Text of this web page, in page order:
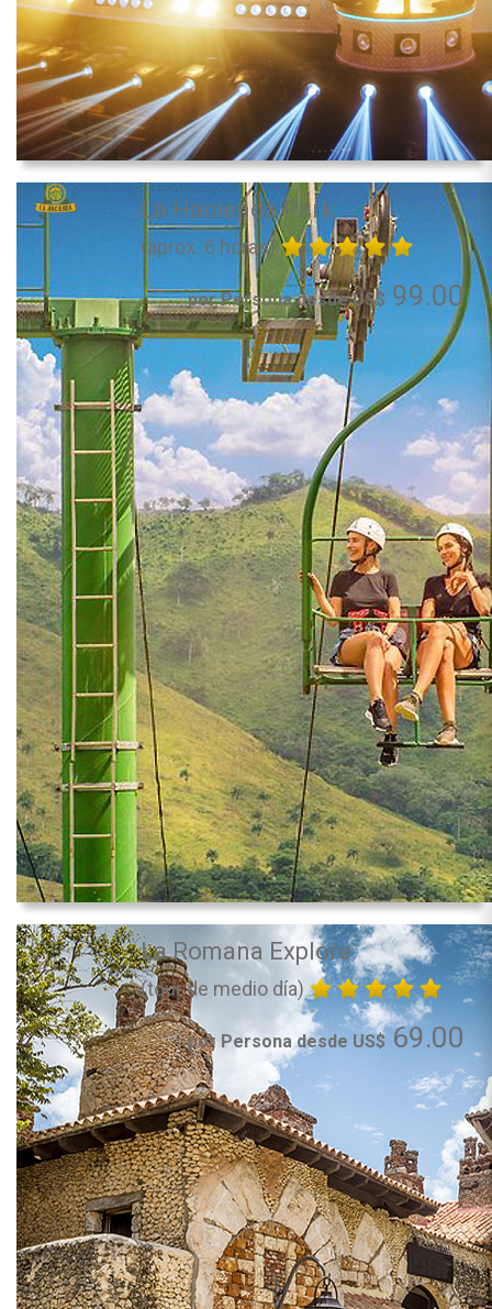
La Hacienda Park
(aprox. 6 horas)
por Persona desde US$ 99.00
La Romana Explore
(tour de medio día)
por Persona desde US$69.00